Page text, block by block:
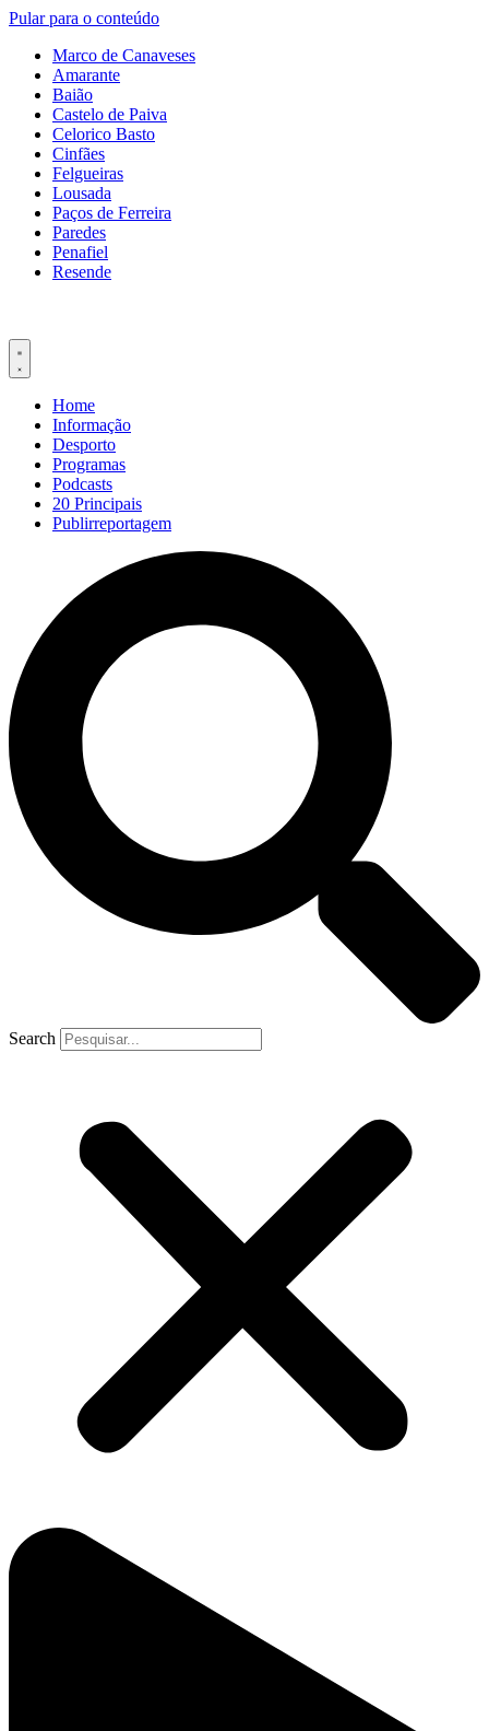
Pular para o conteúdo
Marco de Canaveses
Amarante
Baião
Castelo de Paiva
Celorico Basto
Cinfães
Felgueiras
Lousada
Paços de Ferreira
Paredes
Penafiel
Resende
Home
Informação
Desporto
Programas
Podcasts
20 Principais
Publirreportagem
Search